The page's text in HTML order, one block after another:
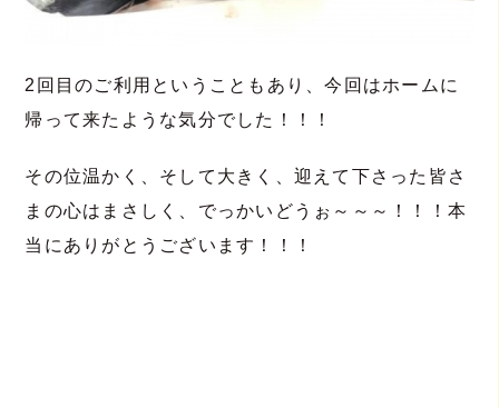
2回目のご利用ということもあり、今回はホームに
帰って来たような気分でした！！！
その位温かく、そして大きく、迎えて下さった皆さ
まの心はまさしく、でっかいどうぉ～～～！！！本
当にありがとうございます！！！